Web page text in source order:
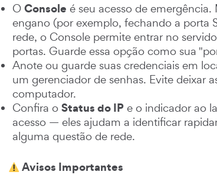
O Console é seu acesso de
engano (por exemplo, fechando a porta
rede, o Console permite entrar no
portas. Guarde essa opção como sua
Anote ou guarde suas credenciais em
um gerenciador de senhas. Evite deixar
computador.
Confira o Status do IP e o indicador ao
acesso — eles ajudam a identificar
alguma questão de rede.
Avisos Importantes